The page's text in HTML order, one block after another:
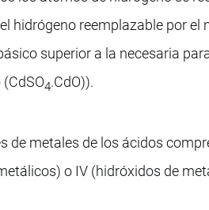
hidrógeno reemplazable por el
superior a la necesaria
4.CdO)).
de metales de los ácidos
o IV (hidróxidos de